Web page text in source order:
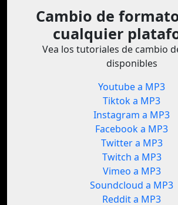
Cambio de
cualquier
Vea los tutoriales de cambio
disponibles
Youtube a MP3
Tiktok a MP3
Instagram a MP3
Facebook a MP3
Twitter a MP3
Twitch a MP3
Vimeo a MP3
Soundcloud a MP3
Reddit a MP3